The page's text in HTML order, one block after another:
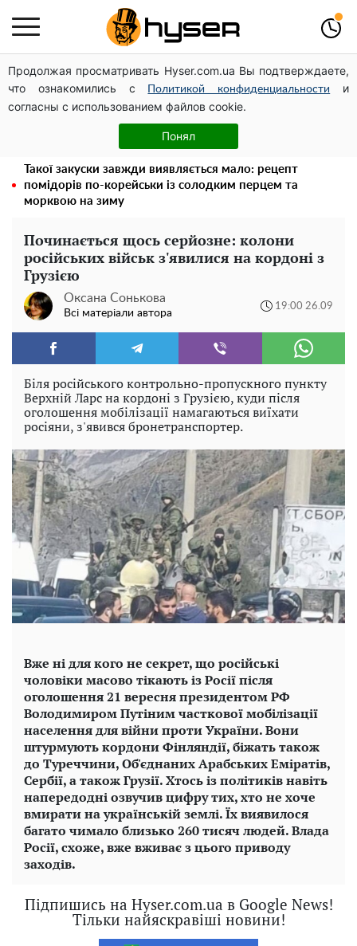
Продолжая просматривать Hyser.com.ua Вы подтверждаете,
что ознакомились с
Политикой конфиденциальности
и
согласны с использованием файлов cookie.
Понял
Павло Прудніков та його дивовижна кар'єра від актора
у російському театрі до номінанта у керівники
Федерації профспілок
Тому й виглядає так молодо: 5 простих та улюблених
страв Алли Пугачової, про які ви достеменно не знали
Такої закуски завжди виявляється мало: рецепт
помідорів по-корейськи із солодким перцем та
морквою на зиму
Починається щось серйозне: колони
російських військ з'явилися на кордоні з
Грузією
Оксана Сонькова
Всі матеріали автора
19:00 26.09
Біля російського контрольно-пропускного пункту
Верхній Ларс на кордоні з Грузією, куди після
оголошення мобілізації намагаються виїхати
росіяни, з'явився бронетранспортер.
Вже ні для кого не секрет, що російські
чоловіки масово тікають із Росії після
оголошення 21 вересня президентом РФ
Володимиром Путіним часткової мобілізації
населення для війни проти України. Вони
штурмують кордони Фінляндії, біжать також
до Туреччини, Об'єднаних Арабських Еміратів,
Сербії, а також Грузії. Хтось із політиків навіть
напередодні озвучив цифру тих, хто не хоче
вмирати на українській землі. Їх виявилося
багато чимало близько 260 тисяч людей. Влада
Росії, схоже, вже вживає з цього приводу
заходів.
Підпишись на Hyser.com.ua в Google News!
Тільки найяскравіші новини!